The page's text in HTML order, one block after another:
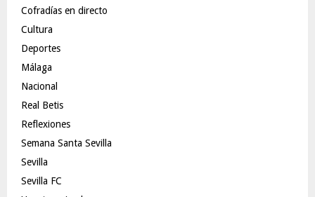
Cofradías en directo
Cultura
Deportes
Málaga
Nacional
Real Betis
Reflexiones
Semana Santa Sevilla
Sevilla
Sevilla FC